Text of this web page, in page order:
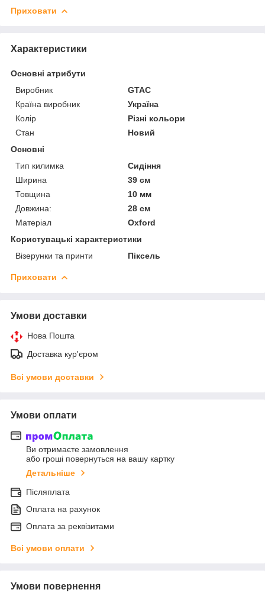
Приховати
Характеристики
Основні атрибути
Виробник
GTAC
Країна виробник
Україна
Колір
Різні кольори
Стан
Новий
Основні
Тип килимка
Сидіння
Ширина
39 см
Товщина
10 мм
Довжина:
28 см
Матеріал
Oxford
Користувацькі характеристики
Візерунки та принти
Піксель
Приховати
Умови доставки
Нова Пошта
Доставка кур'єром
Всі умови доставки
Умови оплати
Ви отримаєте замовлення
або гроші повернуться на вашу картку
Детальніше
Післяплата
Оплата на рахунок
Оплата за реквізитами
Всі умови оплати
Умови повернення